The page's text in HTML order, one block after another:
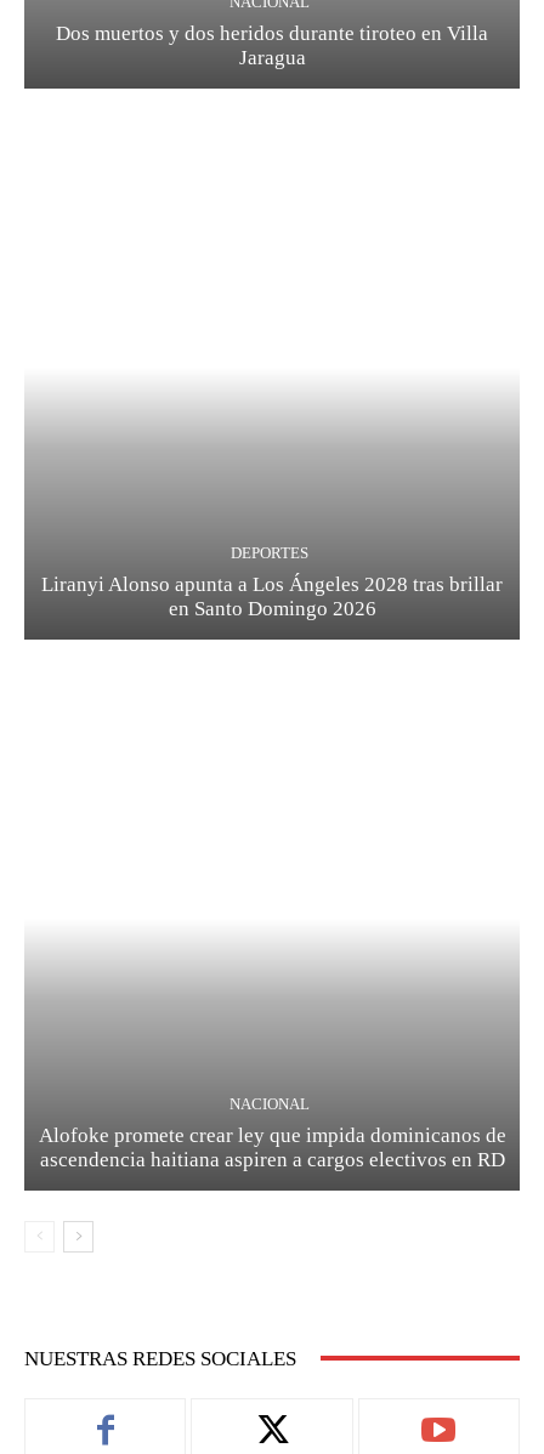
Dos muertos y dos heridos durante tiroteo en Villa
Jaragua
DEPORTES
Liranyi Alonso apunta a Los Ángeles 2028 tras brillar
en Santo Domingo 2026
NACIONAL
Alofoke promete crear ley que impida dominicanos de
ascendencia haitiana aspiren a cargos electivos en RD
NUESTRAS REDES SOCIALES